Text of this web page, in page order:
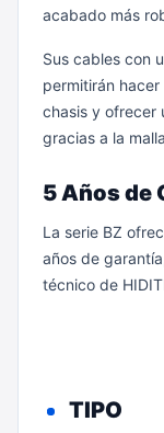
acabado más
Sus cables con
permitirán
chasis y ofrecer
gracias a la
5 Años de
La serie BZ
años de
técnico de
TIPO